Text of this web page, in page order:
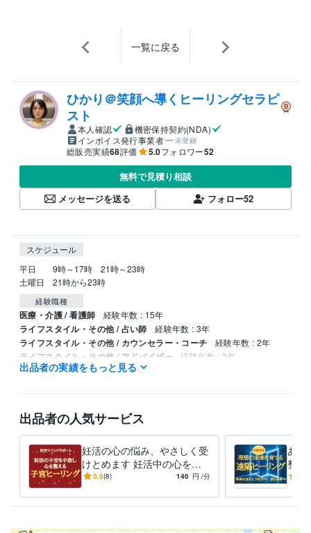
一覧に戻る
ひかり＠笑顔へ導くヒーリングセラピ
スト
本人確認
機密保持契約(NDA)
インボイス発行事業者
未登録
総販売実績68評価 5.0フォロワー52
無料で見積り相談
メッセージを送る
フォロー52
スケジュール
平日　　9時～17時　21時～23時
土曜日　21時から23時
経験職種
医療・介護 / 看護師 経験年数 : 15年
ライフスタイル・その他 / 占い師 経験年数 : 3年
ライフスタイル・その他 / カウンセラー・コーチ 経験年数 : 2年
ライフスタイル・その他 / アドバイザー 経験年数 : 2年
マヤ暦アドバイザー 取得年 : 2022年
看護師
認定レイキヒーラー 取得年 : 2020年
出品者の実績をもっと見る
出品者の人気サービス
妊活の心の悩み、やさしく受
けとめます 妊活中の心を整
えて妊娠力アップを目指す
5.0(8) 140 円 /分
あな
整え
歩踏